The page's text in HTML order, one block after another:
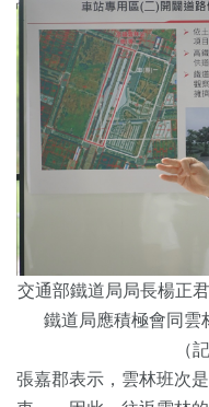
交通部鐵道局局長楊正
鐵道局應積極會同雲
（
張嘉郡表示，雲林班次